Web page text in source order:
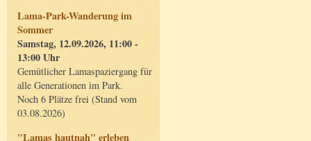
Lama-Park-Wanderung im
Sommer
Samstag, 12.09.2026, 11:00 -
13:00 Uhr
Gemütlicher Lamaspaziergang für
alle Generationen im Park.
Noch 6 Plätze frei (Stand vom
03.08.2026)
"Lamas hautnah" erleben